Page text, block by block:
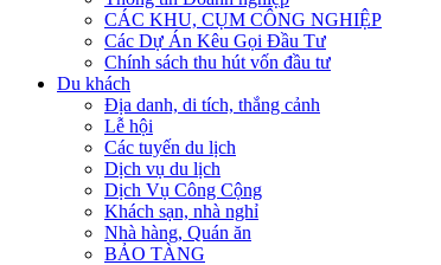
CÁC KHU, CỤM CÔNG NGHIỆP
Các Dự Án Kêu Gọi Đầu Tư
Chính sách thu hút vốn đầu tư
Du khách
Địa danh, di tích, thắng cảnh
Lễ hội
Các tuyến du lịch
Dịch vụ du lịch
Dịch Vụ Công Cộng
Khách sạn, nhà nghỉ
Nhà hàng, Quán ăn
BẢO TÀNG